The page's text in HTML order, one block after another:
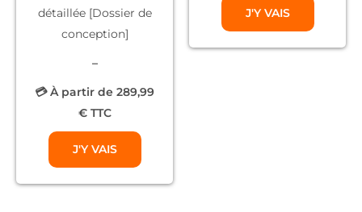
détaillée [Dossier de
conception]
–
💳 À partir de 289,99
€ TTC
J'Y VAIS
J'Y VAIS